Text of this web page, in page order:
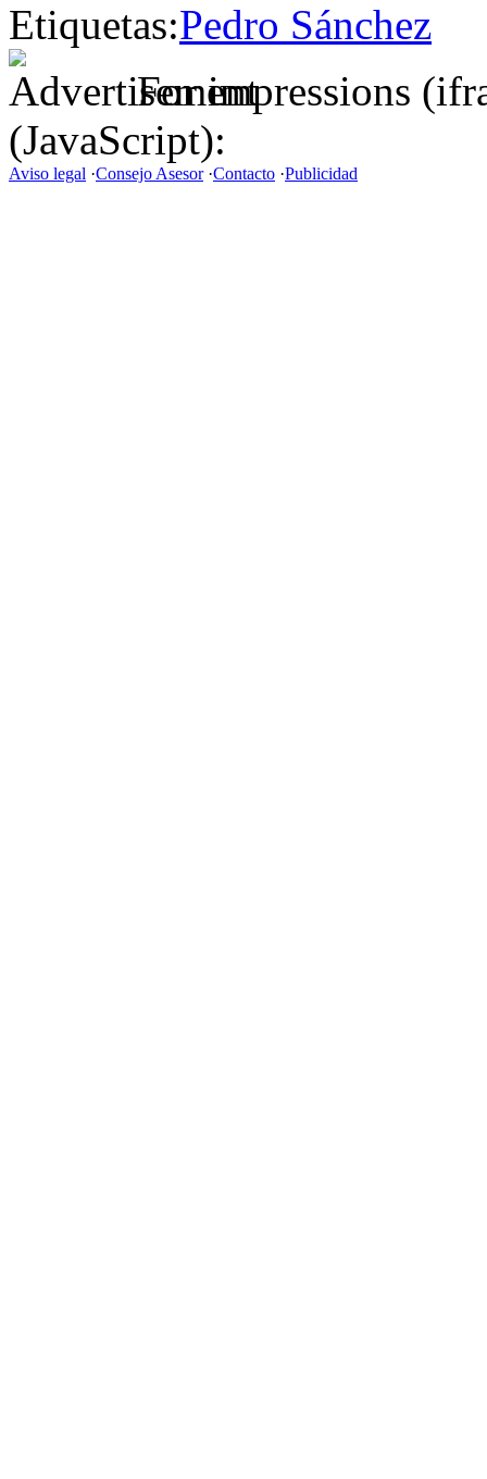
Etiquetas:Pedro Sánchez
For impressions
(JavaScript):
Aviso legal ·Consejo Asesor·Contacto ·Publicidad